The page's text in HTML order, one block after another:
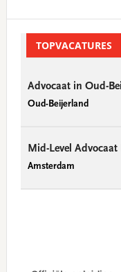
SidebarTOPVACATURES
Advocaat in Oud-
Oud-Beijerland
Mid-Level
Amsterdam